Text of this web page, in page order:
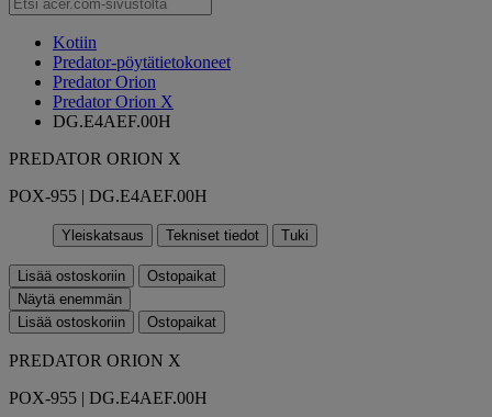
Kotiin
Predator-pöytätietokoneet
Predator Orion
Predator Orion X
DG.E4AEF.00H
PREDATOR ORION X
POX-955 | DG.E4AEF.00H
Yleiskatsaus Tekniset tiedot Tuki
Lisää ostoskoriin
Ostopaikat
Näytä enemmän
Lisää ostoskoriin
Ostopaikat
PREDATOR ORION X
POX-955 | DG.E4AEF.00H